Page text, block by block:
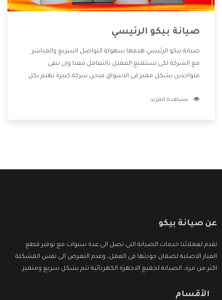
صيانة بيكو الرئيسي
صيانة بيكو الرئيسي هدفها سهولة التواصل السريع والمباشر
مع الشركة لكى يستمتع العميل بالتعامل معنا وان نبقى
متواجدين بشكل مميز فى الاسواق فنحن شركة كبيرة نهتم بكل
الشركة بها والتى تكون منها خدمة الصيانة التى تكون من أهم
مشاهدة المزيد
عن صيانة بيكو
نقدم لعملائنا خدمات الصيانة التى تصل الى عدة سنوات مع توفير قطع
الغيار الاصلية لضمان جودتها فى العمل، وعدم التعرض الى نفس المشكلة
اكثر من مرة، الصيانة لجميع الاجهزة الكهربائية تتم بشكل سريع ومتميز.
الأقسام